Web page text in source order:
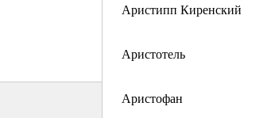
Аристипп Киренский
Аристотель
Аристофан